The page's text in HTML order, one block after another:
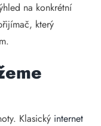
na konkrétní
který
Klasický internet